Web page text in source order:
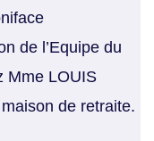
de l’Equipe du
Mme LOUIS
de retraite.